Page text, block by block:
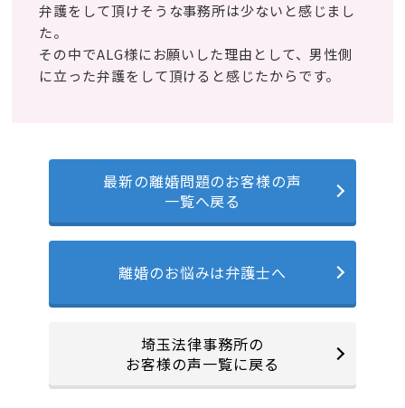
弁護をして頂けそうな事務所は少ないと感じまし
た。
その中でALG様にお願いした理由として、男性側
に立った弁護をして頂けると感じたからです。
最新の離婚問題のお客様の声
一覧へ戻る
離婚のお悩みは弁護士へ
埼玉法律事務所の
お客様の声一覧に戻る